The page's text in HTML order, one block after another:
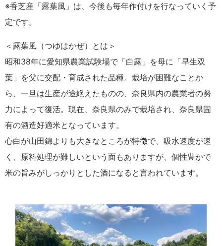
※香芝産「露葉風」は、今後も毎年作付けを行なっていく予
定です。
＜露葉風（つゆはかぜ）とは＞
昭和38年に愛知県農業試験場で「白露」を母に「早生双
葉」を父に交配・育成された品種。栽培が困難なことか
ら、一旦は生産が途絶えたものの、奈良県内の農業者の努
力によって復活。現在、奈良県のみで栽培され、奈良県固
有の酒造好適米となっています。
心白が山田錦よりも大きなところが特徴で、吸水速度が速
く、原料処理が難しいという面もありますが、個性豊かで
米の旨みがしっかりとした酒になると言われています。